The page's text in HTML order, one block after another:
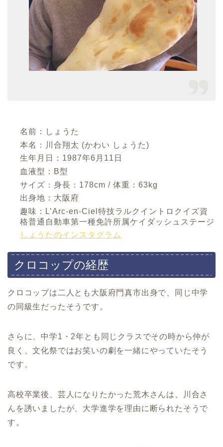
名前：しょうた
本名：川合翔太 (かわい しょうた)
生年月日：1987年6月11日
血液型：B型
サイズ：身長：178cm / 体重：63kg
出身地：大阪府
趣味：L’Arc-en-Ciel特技ラルクイントロクイズ資
格普通自動車第一種免許所属ケイダッシュステージ
しょうたのインスタグラム
クロコップの経歴
クロコップは二人とも大阪府門真市出身で、同じ中学
の同級生だったそうです。
さらに、中学1・2年とも同じクラスでその時から仲が
良く、文化祭ではお笑いの劇を一緒にやっていたそう
です。
高校卒業後、芸人になりたかった荒木さんは、川合さ
んを誘いましたが、大学進学を理由に断られたそうで
す。